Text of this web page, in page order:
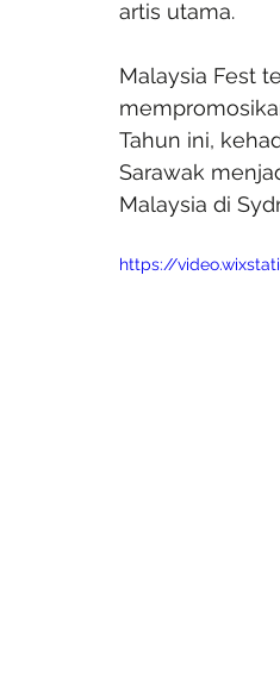
artis utama.
Malaysia Fest
Tahun ini,
Sarawak
Malaysia di
https://